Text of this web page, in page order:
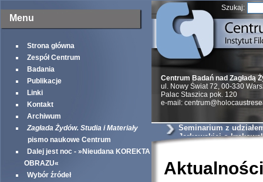
Menu
Strona główna
Zespół Centrum
Badania
Publikacje
Linki
Kontakt
Archiwum
Zagłada Żydów. Studia i Materiały
pismo naukowe Centrum
Dalej jest noc - »Nieudana KOREKTA
OBRAZU«
Wybór źródeł
Szukaj:
Centrum Badań nad Zagładą
ul. Nowy Świat 72, 00-330
Palac Staszica pok. 120
e-mail:
Seminarium z
Jarkowskiej o
Aktualności